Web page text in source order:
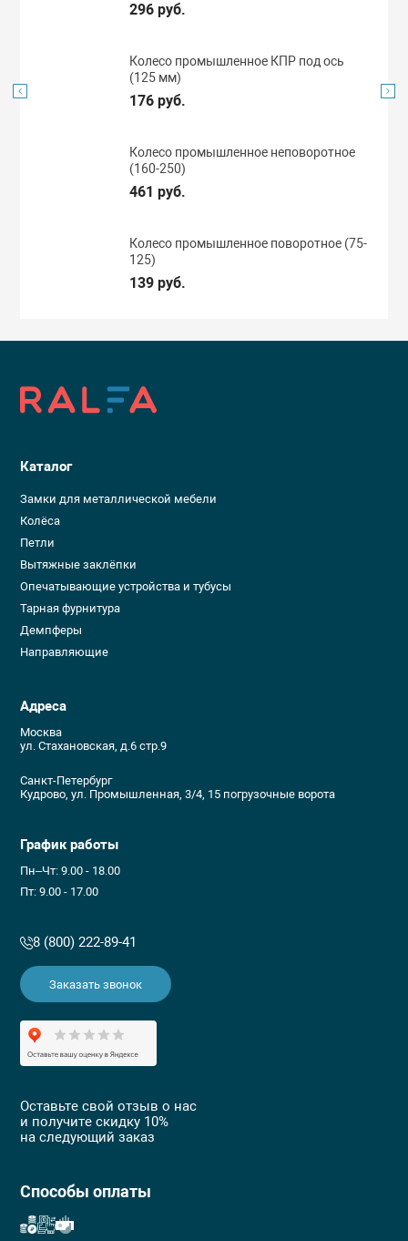
296 руб.
Колесо промышленное КПР под ось
(125 мм)
176 руб.
Колесо промышленное неповоротное
(160-250)
461 руб.
Колесо промышленное поворотное (75-
125)
139 руб.
Каталог
Замки для металлической мебели
Колёса
Петли
Вытяжные заклёпки
Опечатывающие устройства и тубусы
Тарная фурнитура
Демпферы
Направляющие
Адреса
Москва
ул. Стахановская, д.6 стр.9
Санкт-Петербург
Кудрово, ул. Промышленная, 3/4, 15 погрузочные ворота
График работы
Пн–Чт: 9.00 - 18.00
Пт: 9.00 - 17.00
8 (800) 222-89-41
Заказать звонок
Оставьте свой отзыв о нас
и получите скидку 10%
на следующий заказ
Способы оплаты